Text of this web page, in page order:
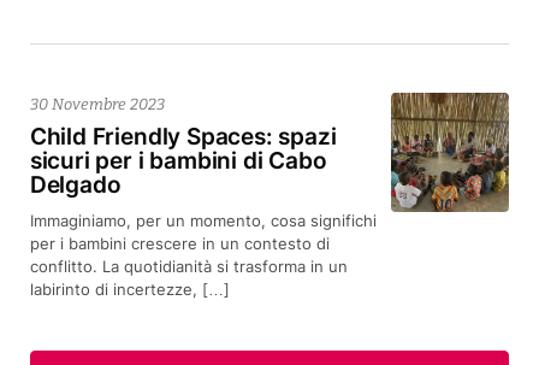
Child Friendly Spaces: spazi
sicuri per i bambini di Cabo
Delgado
30 Novembre 2023
Immaginiamo, per un momento, cosa significhi
per i bambini crescere in un contesto di
conflitto. La quotidianità si trasforma in un
labirinto di incertezze, […]